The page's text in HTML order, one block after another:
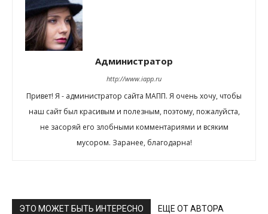
Администратор
http://www.iapp.ru
Привет! Я - администратор сайта МАПП. Я очень хочу, чтобы
наш сайт был красивым и полезным, поэтому, пожалуйста,
не засоряй его злобными комментариями и всяким
мусором. Заранее, благодарна!
ЭТО МОЖЕТ БЫТЬ ИНТЕРЕСНО ЕЩЕ ОТ АВТОРА